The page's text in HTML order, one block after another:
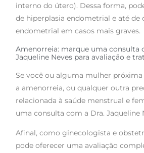
interno do útero). Dessa forma,
de hiperplasia endometrial e até de
endometrial em casos mais graves.
Amenorreia: marque uma consulta
Jaqueline Neves para avaliação e
Se você ou alguma mulher
a amenorreia, ou qualquer outra
relacionada à saúde menstrual e
uma consulta com a Dra. Jaqueline
Afinal, como ginecologista e
pode oferecer uma avaliação